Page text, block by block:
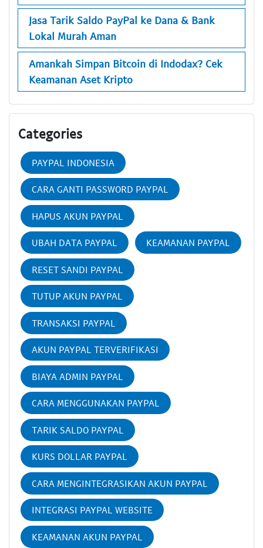
Jasa Tarik Saldo PayPal ke Dana & Bank
Lokal Murah Aman
Amankah Simpan Bitcoin di Indodax? Cek
Keamanan Aset Kripto
Categories
PAYPAL INDONESIA
CARA GANTI PASSWORD PAYPAL
HAPUS AKUN PAYPAL
UBAH DATA PAYPAL KEAMANAN PAYPAL
RESET SANDI PAYPAL
TUTUP AKUN PAYPAL
TRANSAKSI PAYPAL
AKUN PAYPAL TERVERIFIKASI
BIAYA ADMIN PAYPAL
CARA MENGGUNAKAN PAYPAL
TARIK SALDO PAYPAL
KURS DOLLAR PAYPAL
CARA MENGINTEGRASIKAN AKUN PAYPAL
INTEGRASI PAYPAL WEBSITE
KEAMANAN AKUN PAYPAL